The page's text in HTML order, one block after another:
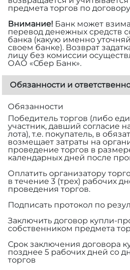
предмета торгов по
Внимание! Банк может
перевод денежных средств
банка (какую именно
своем банке). Возврат
лицу без комиссии
ОАО «Сбер Банк».
Обязанности и
Обязанности
Победитель торгов (либо
участник, давший согласие
лота), т.е. покупатель, в
возмещает затраты на
проведение торгов в
календарных дней после
Оплатить организатору
в течение 3 (трех) рабочих
проведения торгов.
Подписать протокол по
Заключить договор купли-
собственником предмета
Срок заключения договора
позднее 5 рабочих дней со
торгов